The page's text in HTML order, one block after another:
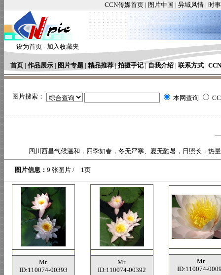
CCN传媒首页 | 图片中国 | 异域风情 | 时
设为首页 - 加入收藏夹
首页 | 作品展示 | 图片专题 | 精品推荐|拍摄手记|自我介绍 | 联系方式 |
图片搜索： 本网查询
四川西昌气候温和，四季如春，冬无严寒、夏无酷暑，日照长，热
图片信息： 9 张图片 / 1页
Mr.
ID:110074-00393
Mr.
ID:110074-00392
Mr.
ID:110074-